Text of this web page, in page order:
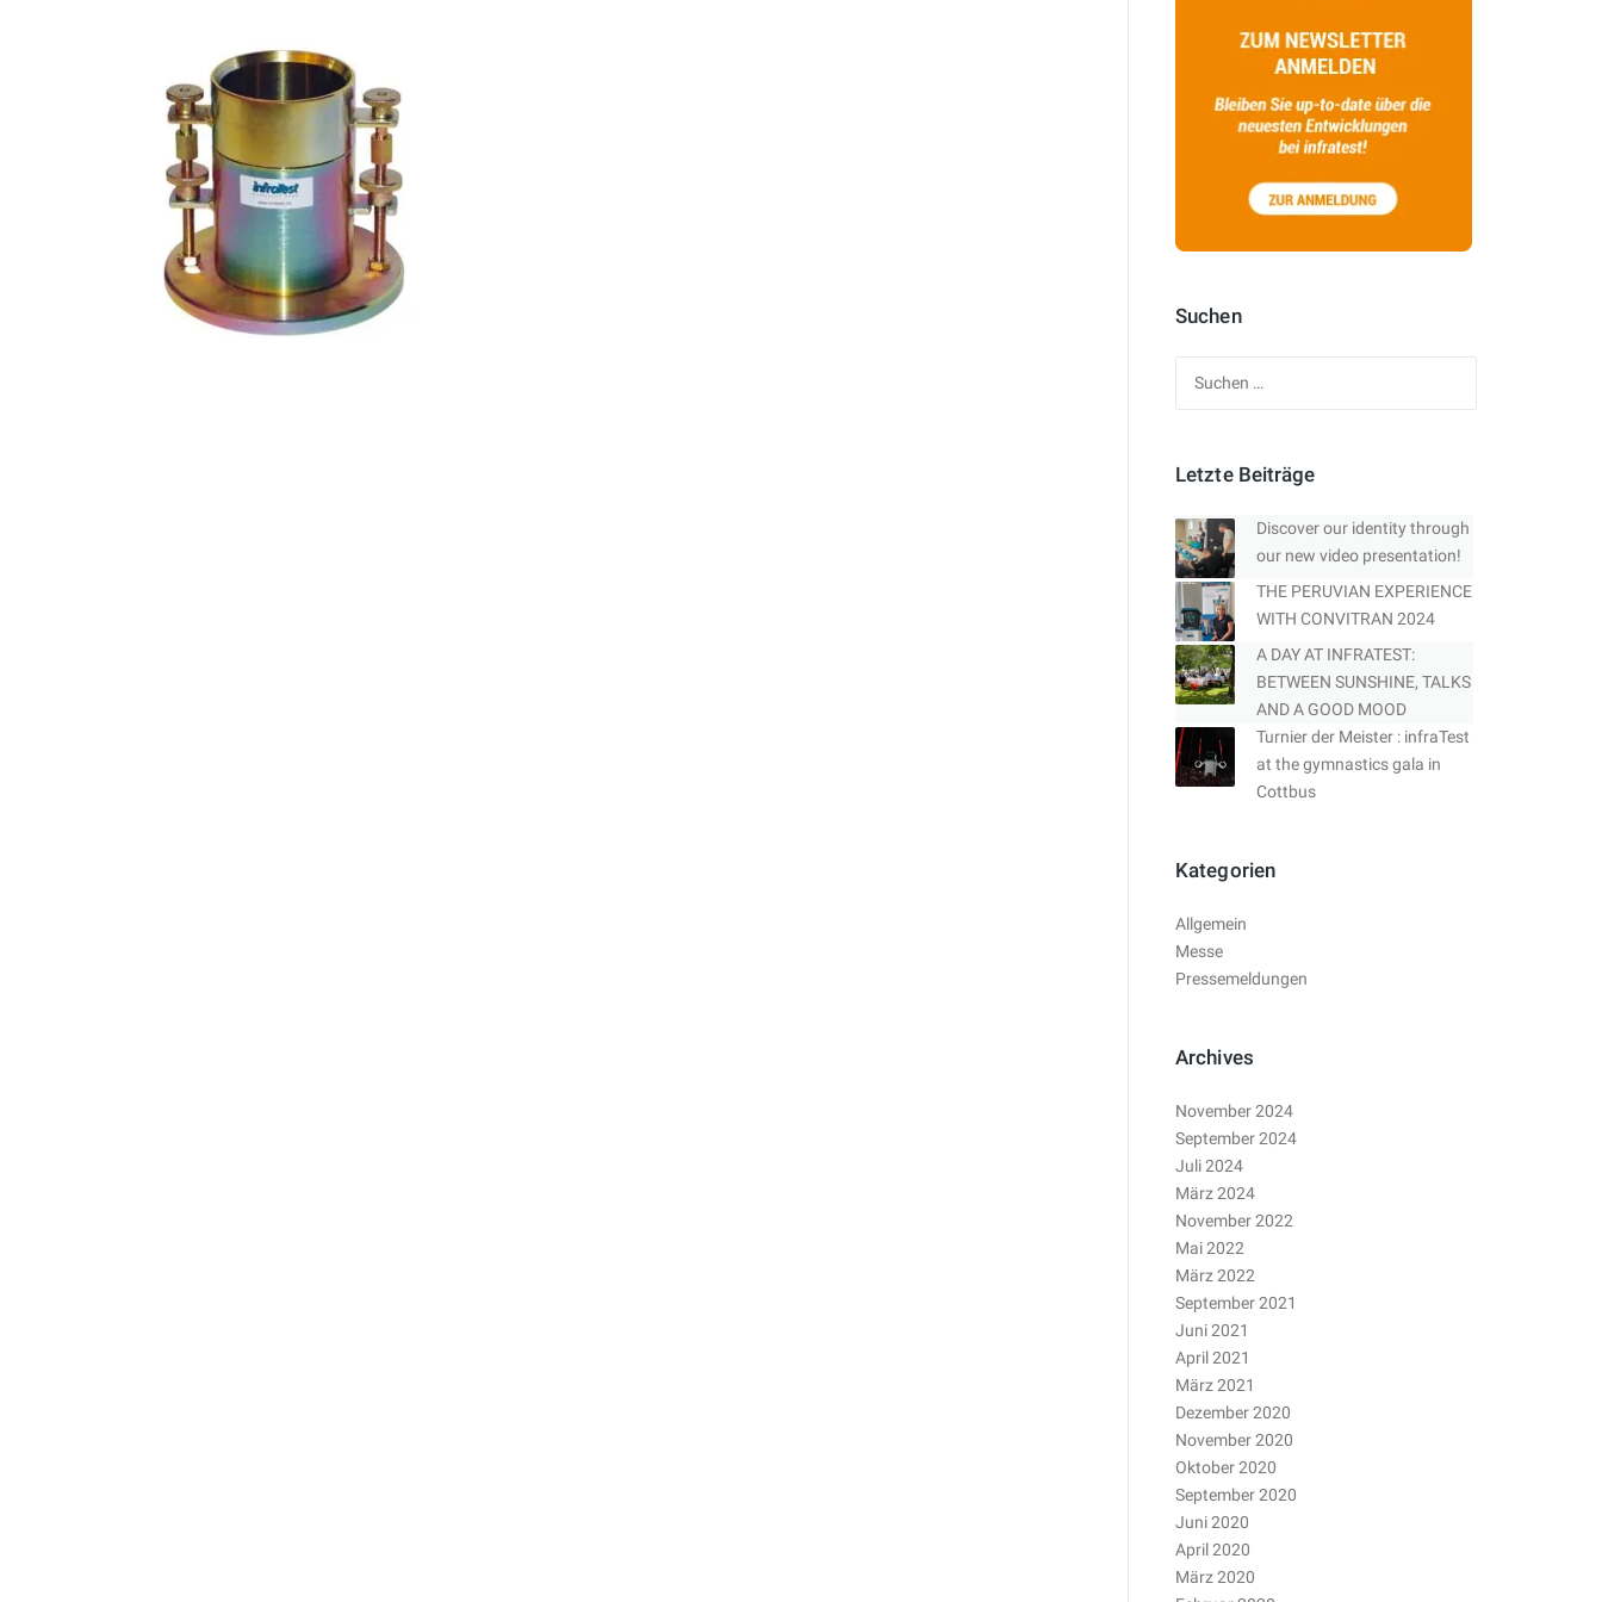
Suchen
Letzte Beiträge
Discover our identity through
our new video presentation!
THE PERUVIAN EXPERIENCE
WITH CONVITRAN 2024
A DAY AT INFRATEST:
BETWEEN SUNSHINE, TALKS
AND A GOOD MOOD
Turnier der Meister : infraTest
at the gymnastics gala in
Cottbus
Kategorien
Allgemein
Messe
Pressemeldungen
Archives
November 2024
September 2024
Juli 2024
März 2024
November 2022
Mai 2022
März 2022
September 2021
Juni 2021
April 2021
März 2021
Dezember 2020
November 2020
Oktober 2020
September 2020
Juni 2020
April 2020
März 2020